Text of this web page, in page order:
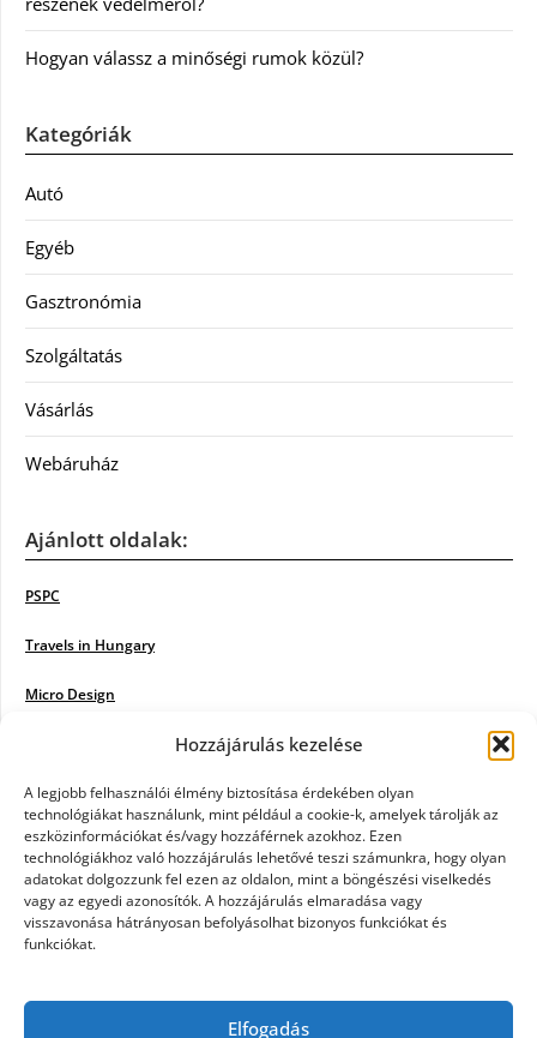
Hozzájárulás kezelése
A legjobb felhasználói élmény biztosítása érdekében olyan
technológiákat használunk, mint például a cookie-k, amelyek tárolják az
eszközinformációkat és/vagy hozzáférnek azokhoz. Ezen
technológiákhoz való hozzájárulás lehetővé teszi számunkra, hogy olyan
adatokat dolgozzunk fel ezen az oldalon, mint a böngészési viselkedés
vagy az egyedi azonosítók. A hozzájárulás elmaradása vagy
visszavonása hátrányosan befolyásolhat bizonyos funkciókat és
funkciókat.
Elfogadás
Hogyan válassz a minőségi rumok közül?
Kategóriák
Autó
Egyéb
Gasztronómia
Szolgáltatás
Vásárlás
Webáruház
Ajánlott oldalak:
PSPC
Travels in Hungary
Micro Design
Poiwiki
Öntözőrendszer
Jazz Steps
Unicorn Multipro